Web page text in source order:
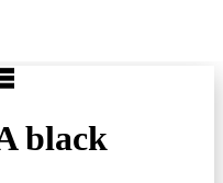
black